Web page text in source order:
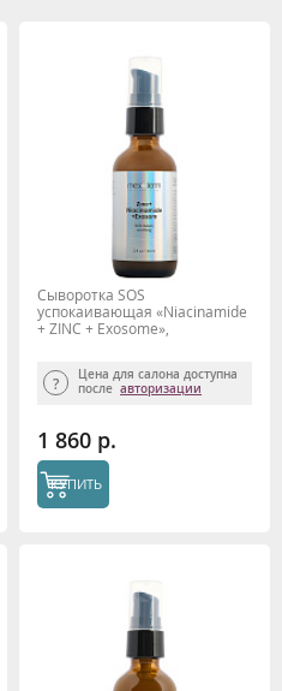
Сыворотка SOS
успокаивающая «Niacinamide
+ ZINC + Exosome»,
Цена для салона доступна
после авторизации
1 860 р.
КУПИТЬ